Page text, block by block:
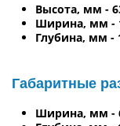
Высота, мм -
Ширина, мм -
Глубина, мм -
Габаритные
Ширина, мм -